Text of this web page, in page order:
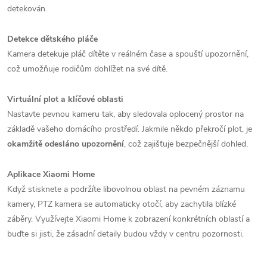
detekován.
Detekce dětského pláče
Kamera detekuje pláč dítěte v reálném čase a spouští upozornění,
což umožňuje rodičům dohlížet na své dítě.
Virtuální plot a klíčové oblasti
Nastavte pevnou kameru tak, aby sledovala oplocený prostor na
základě vašeho domácího prostředí. Jakmile někdo překročí plot, je
okamžitě odesláno upozornění, což zajišťuje bezpečnější dohled.
Aplikace Xiaomi Home
Když stisknete a podržíte libovolnou oblast na pevném záznamu
kamery, PTZ kamera se automaticky otočí, aby zachytila ​​blízké
záběry. Využívejte Xiaomi Home k zobrazení konkrétních oblastí a
buďte si jisti, že zásadní detaily budou vždy v centru pozornosti.